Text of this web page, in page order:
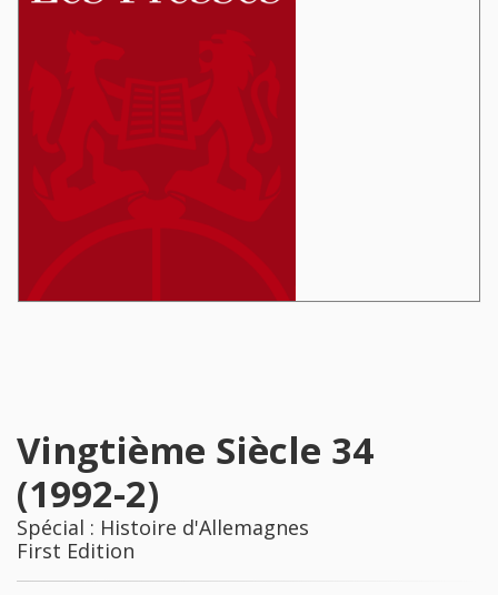
Vingtième Siècle 34
(1992-2)
Spécial : Histoire d'Allemagnes
First Edition